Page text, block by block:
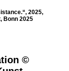
2025,
Bonn 2025